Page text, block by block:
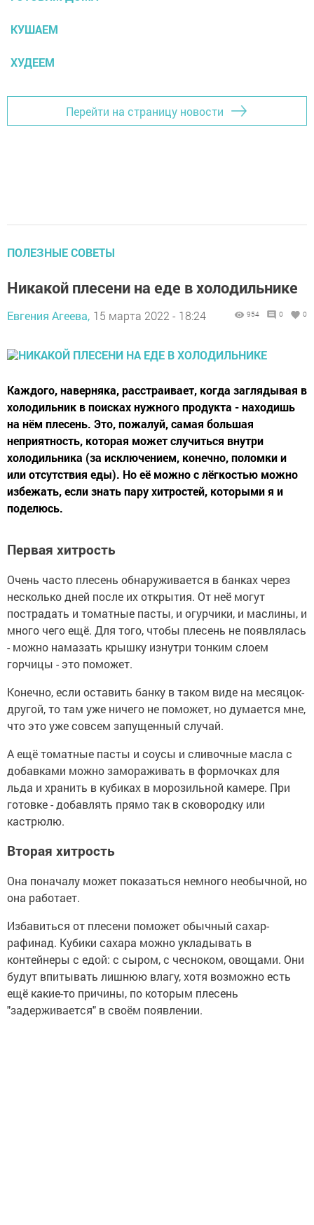
КУШАЕМ
ХУДЕЕМ
Перейти на страницу новости
ПОЛЕЗНЫЕ СОВЕТЫ
Никакой плесени на еде в холодильнике
Евгения Агеева, 15 марта 2022 - 18:24 954 0 0
Каждого, наверняка, расстраивает, когда заглядывая в
холодильник в поисках нужного продукта - находишь
на нём плесень. Это, пожалуй, самая большая
неприятность, которая может случиться внутри
холодильника (за исключением, конечно, поломки и
или отсутствия еды). Но её можно с лёгкостью можно
избежать, если знать пару хитростей, которыми я и
поделюсь.
Первая хитрость
Очень часто плесень обнаруживается в банках через
несколько дней после их открытия. От неё могут
пострадать и томатные пасты, и огурчики, и маслины, и
много чего ещё. Для того, чтобы плесень не появлялась
- можно намазать крышку изнутри тонким слоем
горчицы - это поможет.
Конечно, если оставить банку в таком виде на месяцок-
другой, то там уже ничего не поможет, но думается мне,
что это уже совсем запущенный случай.
А ещё томатные пасты и соусы и сливочные масла с
добавками можно замораживать в формочках для
льда и хранить в кубиках в морозильной камере. При
готовке - добавлять прямо так в сковородку или
кастрюлю.
Вторая хитрость
Она поначалу может показаться немного необычной, но
она работает.
Избавиться от плесени поможет обычный сахар-
рафинад. Кубики сахара можно укладывать в
контейнеры с едой: с сыром, с чесноком, овощами. Они
будут впитывать лишнюю влагу, хотя возможно есть
ещё какие-то причины, по которым плесень
"задерживается" в своём появлении.